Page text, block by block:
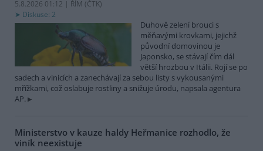
5.8.2026 01:12 | ŘÍM (ČTK)
Diskuse: 2
Duhově zelení brouci s
měňavými krovkami, jejichž
původní domovinou je
Japonsko, se stávají čím dál
větší hrozbou v Itálii. Rojí se po
sadech a vinicích a zanechávají za sebou listy s vykousanými
mřížkami, což oslabuje rostliny a snižuje úrodu, napsala agentura
AP.
Ministerstvo v kauze haldy Heřmanice rozhodlo, že
viník neexistuje